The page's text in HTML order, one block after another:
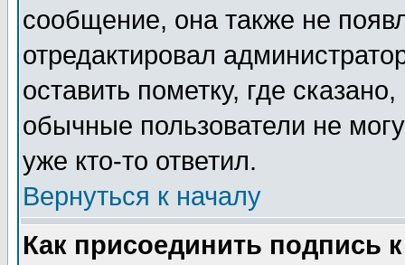
сообщение, она также не
отредактировал
оставить пометку, где
обычные пользователи не
уже кто-то ответил.
Вернуться к началу
Как присоединить подпись